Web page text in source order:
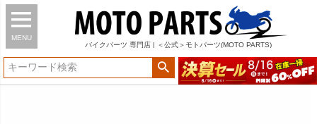
MENU
バイク パーツ 専門店 | ＜公式＞モトパーツ(MOTO PARTS)